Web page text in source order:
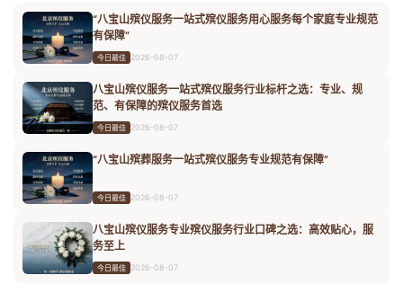
“八宝山殡仪服务一站式殡仪服务用心服务每个家庭专业规范
有保障”
今日最佳 2026-08-07
八宝山殡仪服务一站式殡仪服务行业标杆之选：专业、规
范、有保障的殡仪服务首选
今日最佳 2026-08-07
“八宝山殡葬服务一站式殡仪服务专业规范有保障”
今日最佳 2026-08-07
八宝山殡仪服务专业殡仪服务行业口碑之选：高效贴心，服
务至上
今日最佳 2026-08-07